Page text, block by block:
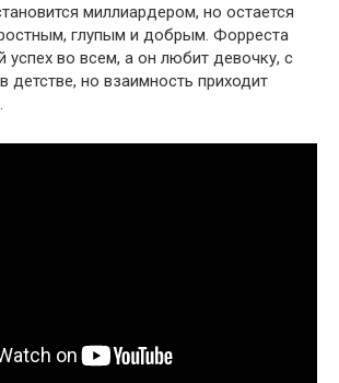
миллиардером, но остается
глупым и добрым. Форреста
успех во всем, а он любит девочку, с
детстве, но взаимность приходит